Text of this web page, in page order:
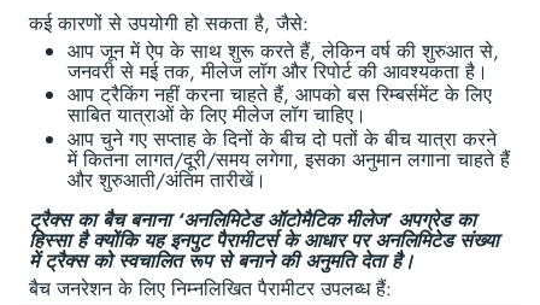
कई कारणों से उपयोगी हो सकता है, जैसे:
आप जून में ऐप के साथ शुरू करते हैं, लेकिन वर्ष की शुरुआत से,
जनवरी से मई तक, मीलेज लॉग और रिपोर्ट की आवश्यकता है।
आप ट्रैकिंग नहीं करना चाहते हैं, आपको बस रिम्बर्समेंट के लिए
साबित यात्राओं के लिए मीलेज लॉग चाहिए।
आप चुने गए सप्ताह के दिनों के बीच दो पतों के बीच यात्रा करने
में कितना लागत/दूरी/समय लगेगा, इसका अनुमान लगाना चाहते हैं
और शुरुआती/अंतिम तारीखें।
ट्रैक्स का बैच बनाना ‘अनलिमिटेड ऑटोमैटिक मीलेज’ अपग्रेड का
हिस्सा है क्योंकि यह इनपुट पैरामीटर्स के आधार पर अनलिमिटेड संख्या
में ट्रैक्स को स्वचालित रूप से बनाने की अनुमति देता है।
बैच जनरेशन के लिए निम्नलिखित पैरामीटर उपलब्ध हैं: